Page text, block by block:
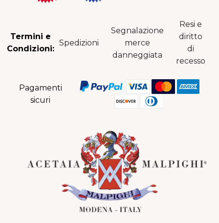
Termini e
Condizioni:
Spedizioni
Segnalazione
merce
danneggiata
Resi e
diritto
di
recesso
Pagamenti
sicuri